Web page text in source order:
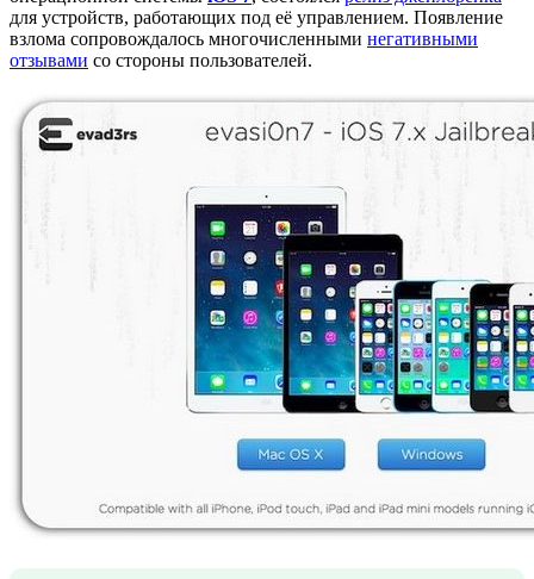
для устройств, работающих под её управлением. Появление
взлома сопровождалось многочисленными негативными
отзывами со стороны пользователей.